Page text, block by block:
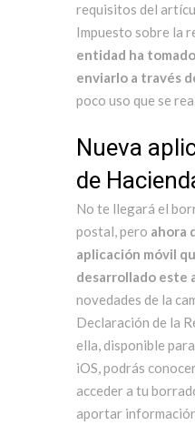
requisitos del
Impuesto sobre la
entidad ha
enviarlo a través
poco uso que se
Nueva
de
No te llegará el
postal, pero ahora
aplicación móvil
desarrollado este
novedades de la
Declaración de la
ella, disponible
iOS, podrás
acceder a tu
aportar